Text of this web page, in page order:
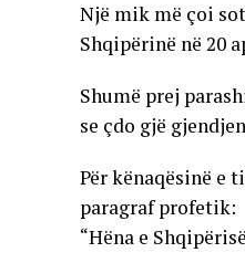
Një mik më çoi
Shqipërinë në 20
Shumë prej
se çdo gjë
Për kënaqësinë e
paragraf profetik:
“Hëna e